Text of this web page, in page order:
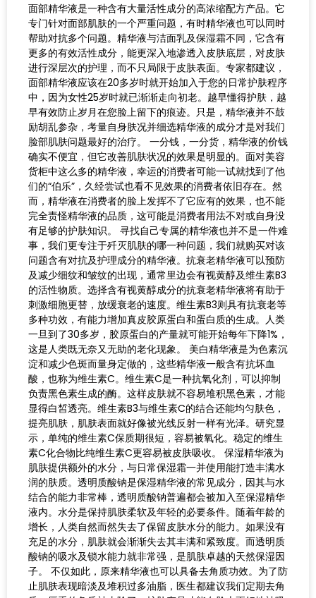
面部精华液是一种含有大量活性成分的高浓缩配方产品。它
专门针对面部肌肤的一个严重问题，有时精华液也可以同时
帮助对抗多个问题。精华液与洁面乳及保湿霜不同，它含有
更多的有效活性成分，能更深入地渗透入皮肤底层，对皮肤
进行深层次的护理，而不只局限于皮肤表面。专家都建议，
面部精华液应该在20多岁时就开始加入于您的日常护肤程序
中，因为女性25岁时就已渐渐走向初老。越早懂得护肤，越
早有效防止岁月在您脸上留下的痕迹。只是，精华液并不鼓
励胡乱参杂，考量自身肤况并细选精华液的成分才是对我们
脸部肌肤问题最好的治疗。 一分钱，一分货，精华液的价钱
确实不便宜，但它改善肌肤状况的效果是明显的。面对美容
货柜中这么多的精华液，幸运的消费者可能一试就找到了他
们的“伯乐”，久经尝试也看不见效果的消费者依旧存在。然
而，精华液在消费者的脸上发挥不了它应有的效果，也不能
完全责怪精华液的品质，这可能是消费者用法不对或自身没
有足够的护肤知识。 寻找自己专属的精华液也并不是一件难
事，我们更专注于歼灭肌肤的哪一种问题，我们就购买对该
问题含有对抗及护理成分的精华液。抗衰老精华液可以预防
及减少细纹和皱纹的出现，通常里边会有视黄醇及维生素B3
的活性物质。选择含有视黄醇成分的抗衰老精华液将有助于
刺激细胞更替，放缓衰老的速度。维生素B3则具有抗衰老等
多种功效，有能力增加真皮胶原蛋白和蛋白质的生成。人类
一旦到了30多岁，胶原蛋白的产量就可能开始每年下降1%，
这是人类既无奈又无助的老化现象。 美白精华液是为色素沉
淀和减少色斑而量身定做的，这些精华液一般含有抗坏血
酸，也称为维生素C。维生素C是一种抗氧化剂，可以抑制
负责黑色素生成的酶。这样皮肤就不容易堆积黑色素，才能
显得白皙透亮。维生素B3与维生素C的结合还能均匀肤色，
提亮肌肤，肌肤表面就好像被光线反射一样有光泽。研究显
示，单纯的维生素C保质期很短，容易被氧化。稳定的维生
素C化合物比纯维生素C更容易被皮肤吸收。 保湿精华液为
肌肤提供额外的水分，与日常保湿霜一并使用能打造丰满水
润的肤质。透明质酸钠是保湿精华液的常见成分，因其与水
结合的能力非常棒，透明质酸钠普遍都会被加入至保湿精华
液内。水分是保持肌肤柔软及年轻的必要条件。随着年龄的
增长，人类自然而然失去了保留皮肤水分的能力。如果没有
充足的水分，肌肤就会渐渐失去其丰满和紧致度。而透明质
酸钠的吸水及锁水能力就非常强，是肌肤卓越的天然保湿因
子。 不仅如此，原来精华液也可以具备去角质功效。为了防
止肌肤表现暗淡及堆积过多油脂，医生都建议我们定期去角